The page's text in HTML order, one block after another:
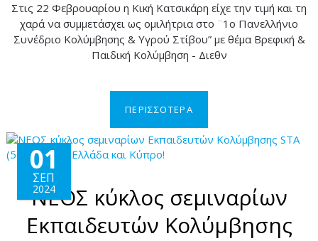
Στις 22 Φεβρουαρίου η Κική Κατσικάρη είχε την τιμή και τη
χαρά να συμμετάσχει ως ομιλήτρια στο ¨1ο Πανελλήνιο
Συνέδριο Κολύμβησης & Υγρού Στίβου” με θέμα Βρεφική &
Παιδική Κολύμβηση - Διεθν
ΠΕΡΙΣΣΟΤΕΡΑ
01
ΣΕΠ
2024
ΝΕΟΣ κύκλος σεμιναρίων
Εκπαιδευτών Κολύμβησης